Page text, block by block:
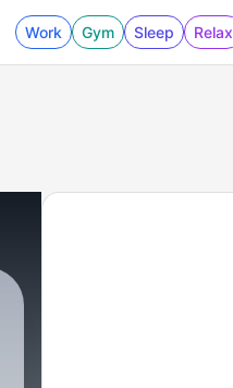
Work Gym Sleep Relax